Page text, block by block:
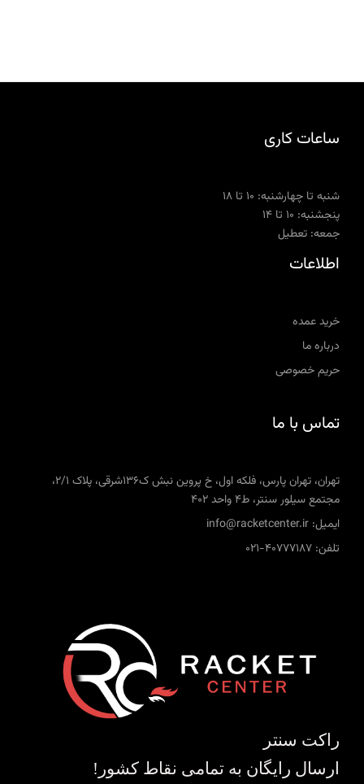
ساعات کاری
شنبه تا چهارشنبه: ۱۰ تا ۱۸
پنجشنبه: ۱۰ تا ۱۴
جمعه: تعطیل
اطلاعات
خرید عمده
درباره ما
حریم خصوصی
تماس با ما
تهران، تهران پارس، فلکه اول، خ پروین نبش ک136شرقی، پلاک 2/1،
مجتمع سیلور سنتر، ط4 واحد 402
ایمیل: info@racketcenter.ir
تلفن: 40777187-021
راکت سنتر
ارسال رایگان به تمامی نقاط کشور!